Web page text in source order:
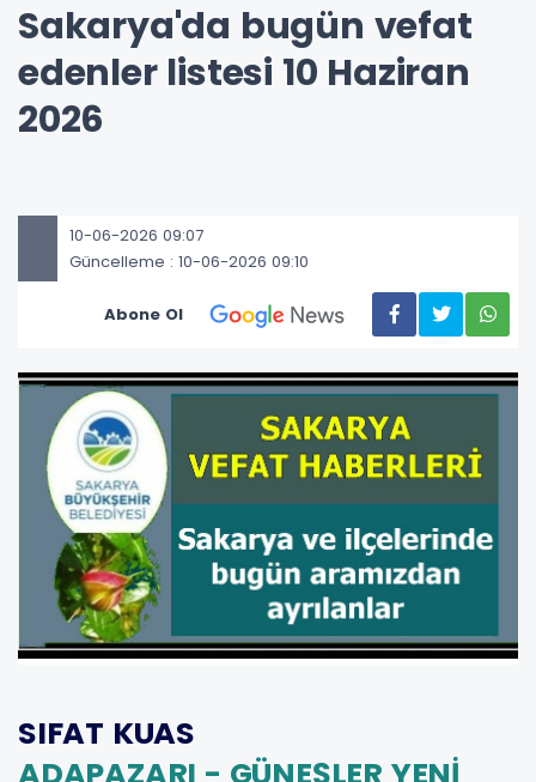
Sakarya'da bugün vefat
edenler listesi 10 Haziran
2026
10-06-2026 09:07
Güncelleme : 10-06-2026 09:10
Abone Ol
SIFAT KUAS